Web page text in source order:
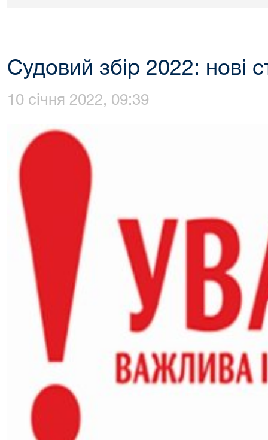
Судовий збір 2022: нові
10 січня 2022, 09:39